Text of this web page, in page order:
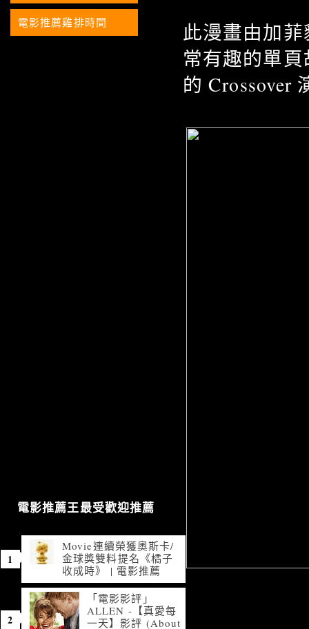
此漫畫由加
常有趣的單
的 Crossover
電影推薦雞排時間
電影推薦王最受歡迎推薦
Movie連續榮獲奧斯卡/
金球獎雙料提名《橘子
收成時》 | 電影推薦
「電影影評」
ALLEN -【真愛每
一天】影評 (About